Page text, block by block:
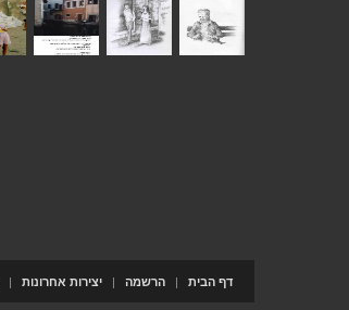
דף הבית | הרשמה | יצירות אחרונות |